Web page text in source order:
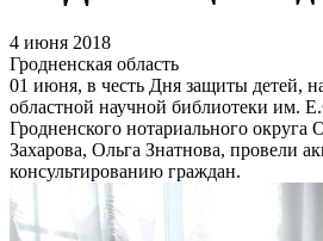
4 июня 2018
Гродненская область
01 июня, в честь Дня защиты детей,
областной научной библиотеки им.
Гродненского нотариального округа
Захарова, Ольга Знатнова, провели
консультированию граждан.